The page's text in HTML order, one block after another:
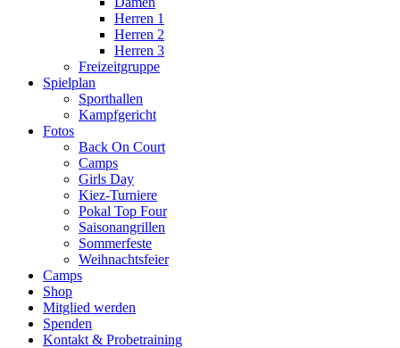
Herren 1
Herren 2
Herren 3
Freizeitgruppe
Spielplan
Sporthallen
Kampfgericht
Fotos
Back On Court
Camps
Girls Day
Kiez-Turniere
Pokal Top Four
Saisonangrillen
Sommerfeste
Weihnachtsfeier
Camps
Shop
Mitglied werden
Spenden
Kontakt & Probetraining